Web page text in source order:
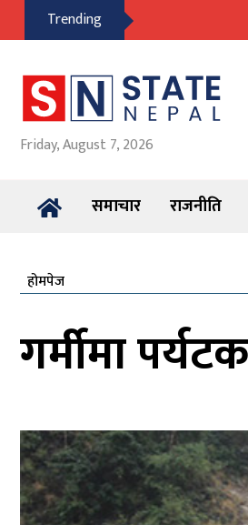
Trending
Friday, August 7, 2026
समाचार राजनीति
होमपेज
गर्मीमा